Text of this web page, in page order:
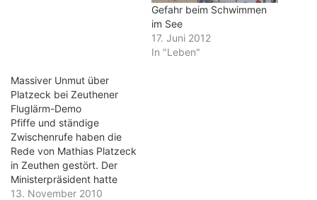
Gefahr beim Schwimmen
im See
17. Juni 2012
In "Leben"
Massiver Unmut über
Platzeck bei Zeuthener
Fluglärm-Demo
Pfiffe und ständige
Zwischenrufe haben die
Rede von Mathias Platzeck
in Zeuthen gestört. Der
Ministerpräsident hatte
sich als Redner auf der 1.
13. November 2010